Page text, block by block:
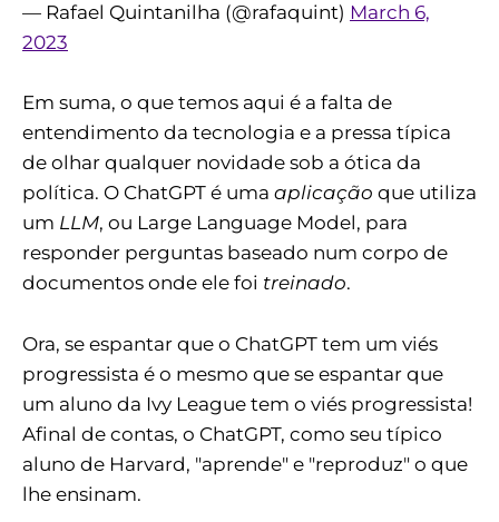
— Rafael Quintanilha (@rafaquint) March 6,
2023
Em suma, o que temos aqui é a falta de
entendimento da tecnologia e a pressa típica
de olhar qualquer novidade sob a ótica da
política. O ChatGPT é uma aplicação que utiliza
um LLM, ou Large Language Model, para
responder perguntas baseado num corpo de
documentos onde ele foi treinado.
Ora, se espantar que o ChatGPT tem um viés
progressista é o mesmo que se espantar que
um aluno da Ivy League tem o viés progressista!
Afinal de contas, o ChatGPT, como seu típico
aluno de Harvard, "aprende" e "reproduz" o que
lhe ensinam.